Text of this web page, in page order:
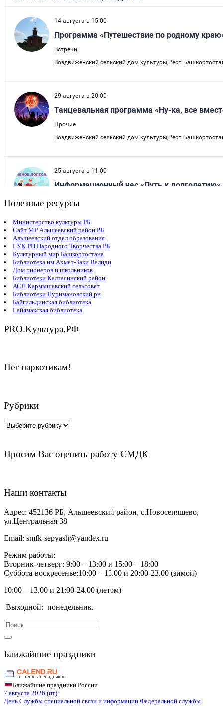
Полезные ресурсы
Министерство культуры РБ
Сайт МР Альшеевский район РБ
Альшеевский отдел образования
ГУК РЦ Народного Творчества РБ
Культурный мир Башкортостана
Библиотека им Ахмет-Заки Валиди
Дом пионеров и школьников
Библиотеки Калтасинский район
АСП Кармышевский сельсовет
Библиотеки Нуримановский рн
Байгильдинская библиотека
Гайямакская библиотека
PRO.Kультура.РФ
Нет наркотикам!
Рубрики
Рубрики
Просим Вас оценить работу СМДК
Наши контакты
Адрес: 452136 РБ, Альшеевский район, с.Новосепяшево,
ул.Центральная 38
Email: smfk-sepyash@yandex.ru
Режим работы:
Вторник-четверг: 9:00 – 13:00 и 15:00 – 18:00
Суббота-воскресенье:10:00 – 13.00 и 20:00-23.00 (зимой)
10:00 – 13.00 и 21:00-24.00 (летом)
Выходной: понедельник.
Search
for:
Ближайшие праздники
Ближайшие праздники России
7 августа 2026 (пт):
День Службы специальной связи и информации Федеральной службы